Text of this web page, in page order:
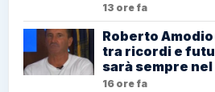
13 ore fa
Roberto
tra ricordi e
sarà sempre
16 ore fa